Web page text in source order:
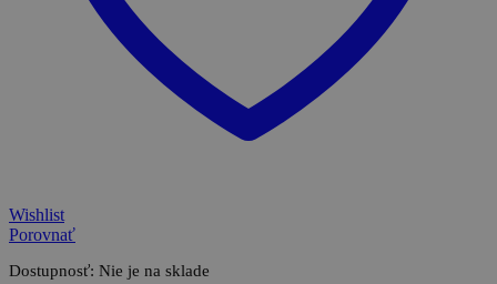
Wishlist
Porovnať
Dostupnosť: Nie je na sklade